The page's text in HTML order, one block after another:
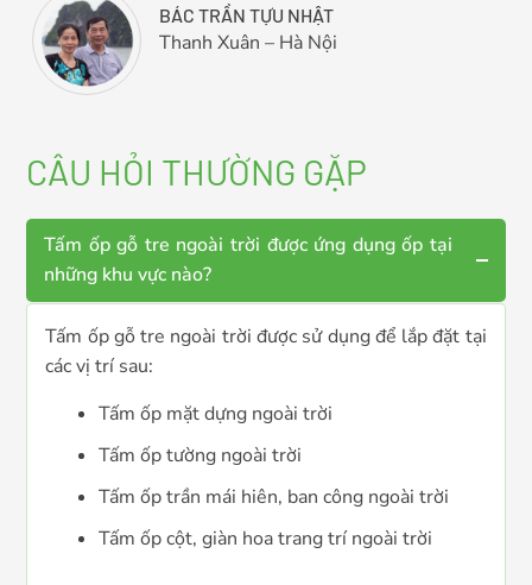
BÁC TRẦN TỰU NHẬT
Thanh Xuân – Hà Nội
CÂU HỎI THƯỜNG GẶP
Tấm ốp gỗ tre ngoài trời được ứng dụng ốp tại
những khu vực nào?
Tấm ốp gỗ tre ngoài trời được sử dụng để lắp đặt tại
các vị trí sau:
Tấm ốp mặt dựng ngoài trời
Tấm ốp tường ngoài trời
Tấm ốp trần mái hiên, ban công ngoài trời
Tấm ốp cột, giàn hoa trang trí ngoài trời